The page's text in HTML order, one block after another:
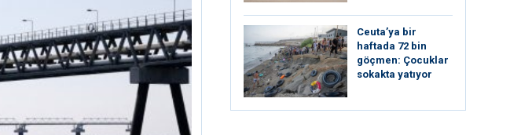
Ceuta’ya bir
haftada 72 bin
göçmen: Çocuklar
sokakta yatıyor